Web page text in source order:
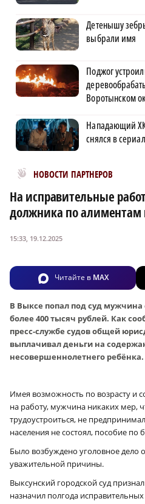
Детенышу
выбрали имя
Поджог
Воротынском
Нападающий
снялся в
НОВОСТИ ПАРТНЕРОВ
Новости МирТесен
На исправительные
должника по алиментам
15:33, 19.12.2025
Читайте в MAX
В Выксе попал под суд
более 400 тысяч рублей. Как
пресс-службе судов общей
выплачивал деньги на
несовершеннолетнего ребёнка.
Имея возможность по возрасту и
на работу, мужчина никаких мер,
трудоустроиться, не
населения не состоял, пособие по
Было возбуждено уголовное дело
уважительной причины.
Выксунский городской суд
назначил полгода